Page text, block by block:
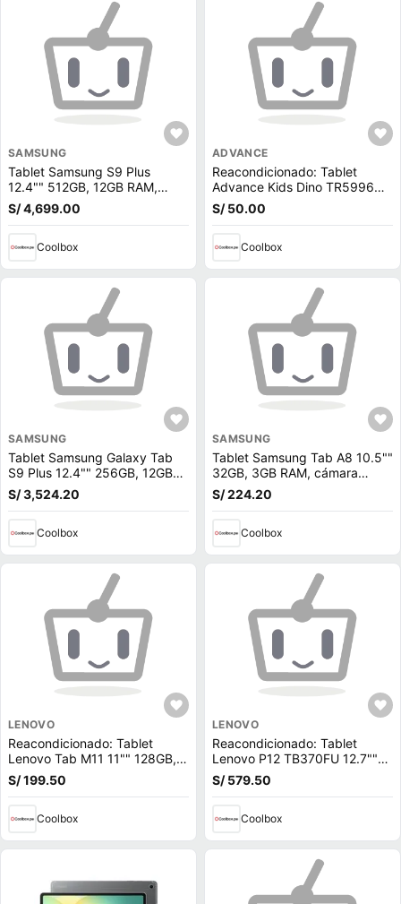
SAMSUNG
Tablet Samsung S9 Plus
12.4"" 512GB, 12GB RAM,
cámara principal 12MP y
frontal 13MP + 8MP, Gris +
FE
S/ 4,699.00
Coolbox
ADVANCE
Reacondicionado: Tablet
Advance Kids Dino TR5996
7"" 16GB, 2GB RAM, cámara
principal 2MP, 2800 mAh,
S/ 50.00
Coolbox
SAMSUNG
Tablet Samsung Galaxy Tab
S9 Plus 12.4"" 256GB, 12GB
RAM, cámara principal 13MP +
8MP y frontal 12MP, 10090
(reempacado)
S/ 3,524.20
Coolbox
SAMSUNG
Tablet Samsung Tab A8 10.5""
32GB, 3GB RAM, cámara
principal 8MP y frontal 5MP,
7040 mAh, gris (reempacado)
S/ 224.20
Coolbox
LENOVO
Reacondicionado: Tablet
Lenovo Tab M11 11"" 128GB,
4GB RAM, cámara principal
8MP y frontal 8MP, 7040 mAh,
Folio + Pen
S/ 199.50
Coolbox
LENOVO
Reacondicionado: Tablet
Lenovo P12 TB370FU 12.7""
256GB, 8GB RAM, cámara
principal 8MP y frontal 13MP,
Dimensity 7050
S/ 579.50
Coolbox